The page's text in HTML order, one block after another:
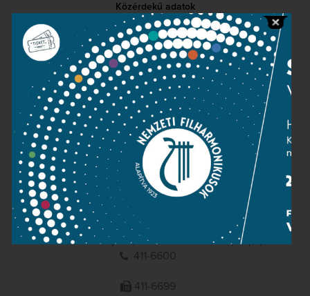
Közérdekű adatok
Sajtószoba
Adatvédelem
Impresszum
NEMZETI
FILHARMONIKUSOK
1095 Budapest, Komor Marcell u. 1. (Müpa)
411-6600
411-6699